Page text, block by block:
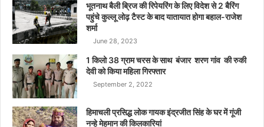
भूतनाथ बैली ब्रिज की रिपेयरिंग के लिए विदेश से 2 बैरिंग
पहुंचे कुल्लू लोढ़ टैस्ट के बाद यातायात होगा बहाल-राजेश
शर्मा
June 28, 2023
1 किलो 38 ग्राम चरस के साथ बंजार शरण गांव की रुकी
देवी को किया महिला गिरफ्तार
September 2, 2022
हिमाचली प्रसिद्ध लोक गायक इंद्रजीत सिंह के घर में गूंजी
नन्हे मेहमान की किलकारियां